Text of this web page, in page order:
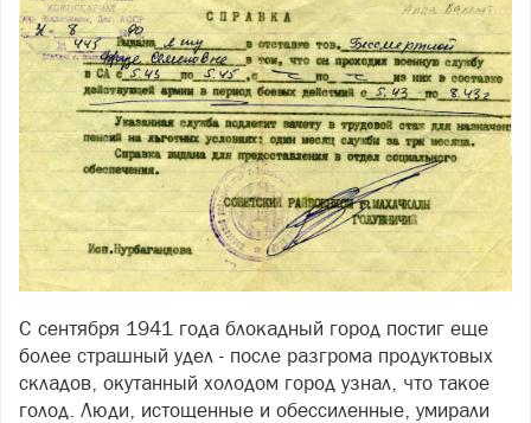
С сентября 1941 года блокадный город постиг еще
более страшный удел - после разгрома продуктовых
складов, окутанный холодом город узнал, что такое
голод. Люди, истощенные и обессиленные, умирали